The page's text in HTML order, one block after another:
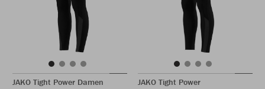
JAKO Tight Power Damen
JAKO Tight Power